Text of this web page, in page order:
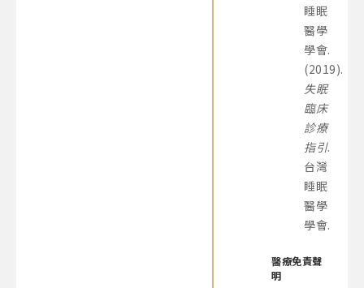
睡眠
醫學
學會.
(2019).
失眠
臨床
診療
指引.
台灣
睡眠
醫學
學會.
醫療免責聲
明